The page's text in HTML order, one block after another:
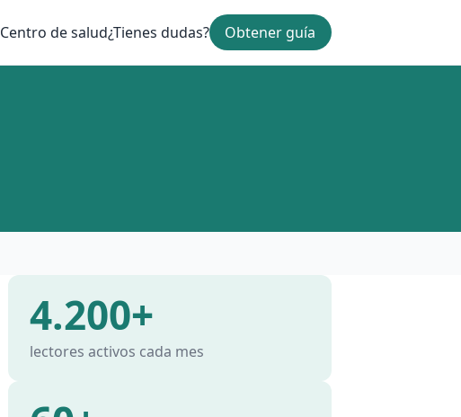
Centro de salud¿Tienes dudas? Obtener guía
4.200+
lectores activos cada mes